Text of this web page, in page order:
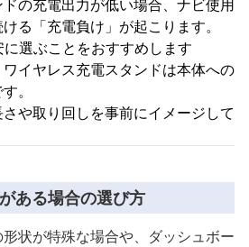
ドの充電出力が低い場合、ナビ使用
る「充電負け」が起こります。
に選ぶことをおすすめします
ワイヤレス充電スタンドは本体への
。
や取り回しを事前にイメージして
ある場合の選び方
状が特殊な場合や、ダッシュボー